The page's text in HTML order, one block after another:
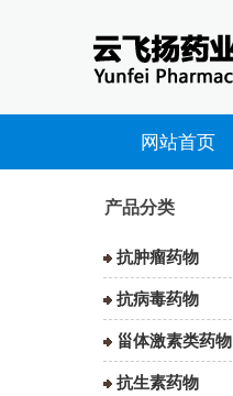
网站首页
产品分类
抗肿瘤药物
抗病毒药物
甾体激素类药物
抗生素药物